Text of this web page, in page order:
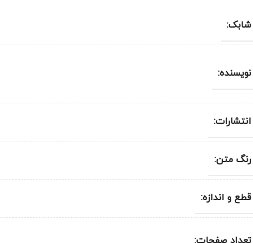
شابک:
نویسنده:
انتشارات:
رنگ متن:
قطع و اندازه:
تعداد صفحات: